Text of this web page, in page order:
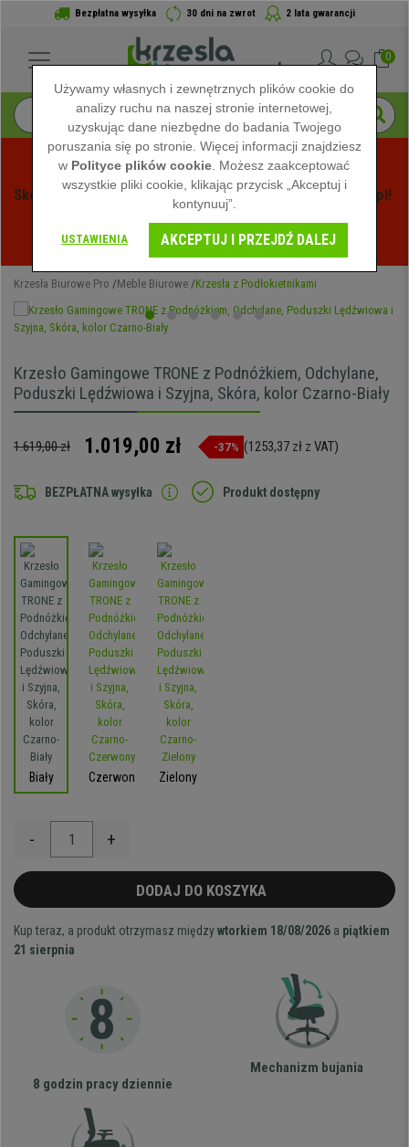
Bezpłatna wysyłka 30 dni na zwrot 2 lata gwarancji
0
Skorzystaj z Letnich Wyprzedaży na Krzeslabiurowepro.pl!
Zobacz oferty -
Krzesła Biurowe Pro Meble Biurowe Krzesła z Podłokietnikami
Krzesło Gamingowe TRONE z Podnóżkiem, Odchylane,
Poduszki Lędźwiowa i Szyjna, Skóra, kolor Czarno-Biały
1.619,00 zł 1.019,00 zł -37% (1253,37 zł z VAT)
BEZPŁATNA wysyłka Produkt dostępny
Biały Czerwony Zielony
- +
DODAJ DO KOSZYKA
Kup teraz, a produkt otrzymasz międzywtorkiem 18/08/2026 a piątkiem
21 sierpnia
8 godzin pracy dziennie
Mechanizm bujania
Używamy własnych i zewnętrznych plików cookie do
analizy ruchu na naszej stronie internetowej,
uzyskując dane niezbędne do badania Twojego
poruszania się po stronie. Więcej informacji znajdziesz
w Polityce plików cookie . Możesz zaakceptować
wszystkie pliki cookie, klikając przycisk „Akceptuj i
kontynuuj”.
USTAWIENIA AKCEPTUJ I PRZEJDŹ DALEJ